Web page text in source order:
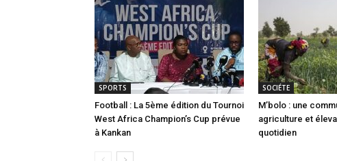
SPORTS
Football : La 5ème édition du Tournoi
West Africa Champion’s Cup prévue
à Kankan
SOCIÉTE
M’bolo : une
agriculture et
quotidien